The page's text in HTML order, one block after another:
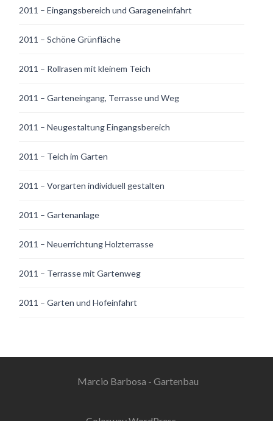
2011 – Eingangsbereich und Garageneinfahrt
2011 – Schöne Grünfläche
2011 – Rollrasen mit kleinem Teich
2011 – Garteneingang, Terrasse und Weg
2011 – Neugestaltung Eingangsbereich
2011 – Teich im Garten
2011 – Vorgarten individuell gestalten
2011 – Gartenanlage
2011 – Neuerrichtung Holzterrasse
2011 – Terrasse mit Gartenweg
2011 – Garten und Hofeinfahrt
Marcio Barbosa - Gartenbau